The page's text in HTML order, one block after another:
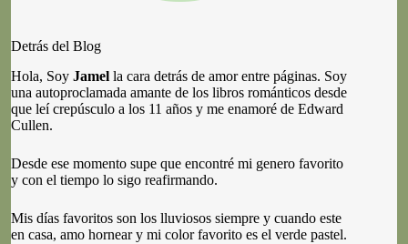
Detrás del Blog
Hola, Soy Jamel la cara detrás de amor entre páginas. Soy
una autoproclamada amante de los libros románticos desde
que leí crepúsculo a los 11 años y me enamoré de Edward
Cullen.
Desde ese momento supe que encontré mi genero favorito
y con el tiempo lo sigo reafirmando.
Mis días favoritos son los lluviosos siempre y cuando este
en casa, amo hornear y mi color favorito es el verde pastel.